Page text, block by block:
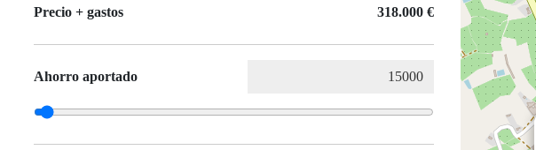
Precio + gastos 318.000 €
Ahorro aportado